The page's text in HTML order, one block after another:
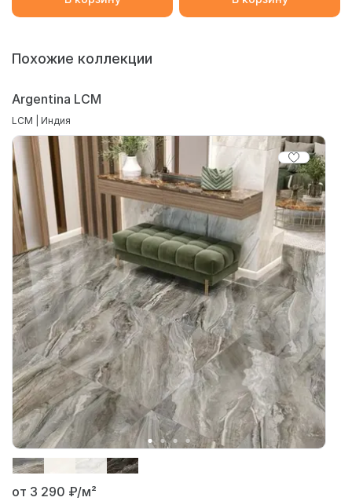
Похожие коллекции
Argentina LCM
LCM | Индия
от 3 290 ₽/м²